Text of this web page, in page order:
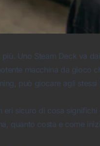
Uno Steam Deck va
macchina da gioco
può giocare agli stessi
eri sicuro di cosa
quanto costa e come